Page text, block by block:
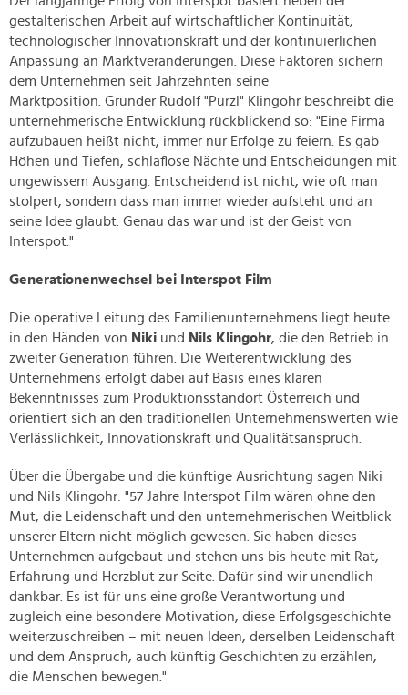
gestalterischen Arbeit auf wirtschaftlicher Kontinuität,
technologischer Innovationskraft und der kontinuierlichen
Anpassung an Marktveränderungen. Diese Faktoren sichern
dem Unternehmen seit Jahrzehnten seine
Marktposition. Gründer Rudolf "Purzl" Klingohr beschreibt die
unternehmerische Entwicklung rückblickend so: "Eine Firma
aufzubauen heißt nicht, immer nur Erfolge zu feiern. Es gab
Höhen und Tiefen, schlaflose Nächte und Entscheidungen mit
ungewissem Ausgang. Entscheidend ist nicht, wie oft man
stolpert, sondern dass man immer wieder aufsteht und an
seine Idee glaubt. Genau das war und ist der Geist von
Interspot."
Generationenwechsel bei Interspot Film
Die operative Leitung des Familienunternehmens liegt heute
in den Händen von Niki und Nils Klingohr, die den Betrieb in
zweiter Generation führen. Die Weiterentwicklung des
Unternehmens erfolgt dabei auf Basis eines klaren
Bekenntnisses zum Produktionsstandort Österreich und
orientiert sich an den traditionellen Unternehmenswerten wie
Verlässlichkeit, Innovationskraft und Qualitätsanspruch.
Über die Übergabe und die künftige Ausrichtung sagen Niki
und Nils Klingohr: "57 Jahre Interspot Film wären ohne den
Mut, die Leidenschaft und den unternehmerischen Weitblick
unserer Eltern nicht möglich gewesen. Sie haben dieses
Unternehmen aufgebaut und stehen uns bis heute mit Rat,
Erfahrung und Herzblut zur Seite. Dafür sind wir unendlich
dankbar. Es ist für uns eine große Verantwortung und
zugleich eine besondere Motivation, diese Erfolgsgeschichte
weiterzuschreiben – mit neuen Ideen, derselben Leidenschaft
und dem Anspruch, auch künftig Geschichten zu erzählen,
die Menschen bewegen."